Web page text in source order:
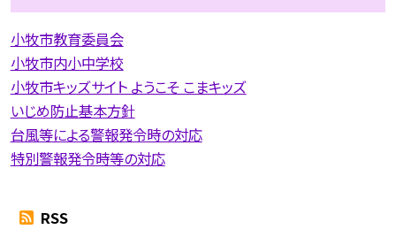
小牧市教育委員会
小牧市内小中学校
小牧市キッズサイト ようこそ こまキッズ
いじめ防止基本方針
台風等による警報発令時の対応
特別警報発令時等の対応
RSS